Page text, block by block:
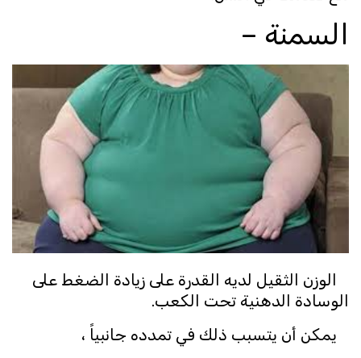
السمنة –
الوزن الثقيل لديه القدرة على زيادة الضغط على
الوسادة الدهنية تحت الكعب.
يمكن أن يتسبب ذلك في تمدده جانبياً ،